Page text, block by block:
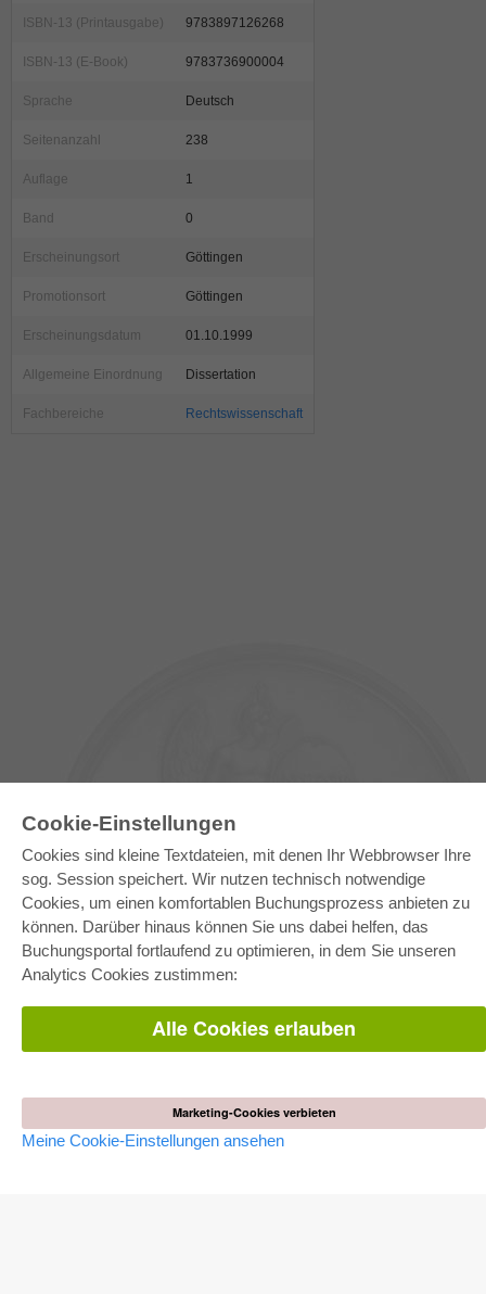
Cookie-Einstellungen
Cookies sind kleine Textdateien, mit denen Ihr Webbrowser Ihre
sog. Session speichert. Wir nutzen technisch notwendige
Cookies, um einen komfortablen Buchungsprozess anbieten zu
können. Darüber hinaus können Sie uns dabei helfen, das
Buchungsportal fortlaufend zu optimieren, in dem Sie unseren
Analytics Cookies zustimmen:
Alle Cookies erlauben
Marketing-Cookies verbieten
Meine Cookie-Einstellungen ansehen
ISBN-13 (Printausgabe) 9783897126268
ISBN-13 (E-Book) 9783736900004
Sprache Deutsch
Seitenanzahl 238
Auflage 1
Band 0
Erscheinungsort Göttingen
Promotionsort Göttingen
Erscheinungsdatum 01.10.1999
Allgemeine Einordnung Dissertation
Fachbereiche Rechtswissenschaft
E-COLLECTION
Gesamtpaket
Pick & Choose
Bereitstellung von E-Books
Häufig gestellte Fragen (FAQ)
AGB